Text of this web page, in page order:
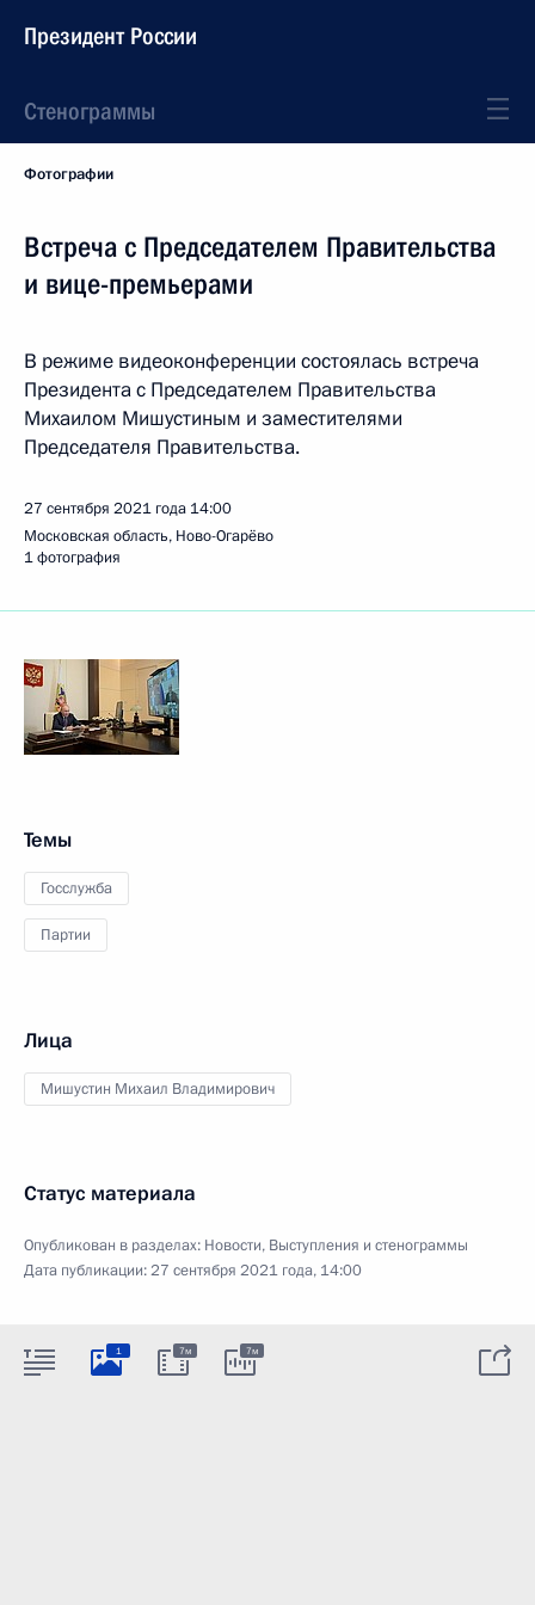
Президент России
Стенограммы
Фотографии
Встреча с Председателем Правительства
и вице-премьерами
В режиме видеоконференции состоялась встреча
Президента с Председателем Правительства
Михаилом Мишустиным и заместителями
Председателя Правительства.
27 сентября 2021 года 14:00
Московская область, Ново-Огарёво
1 фотография
Темы
Госслужба
Партии
Лица
Мишустин Михаил Владимирович
Статус материала
Опубликован в разделах: Новости, Выступления и стенограммы
Дата публикации:27 сентября 2021 года, 14:00
1 7м 7м